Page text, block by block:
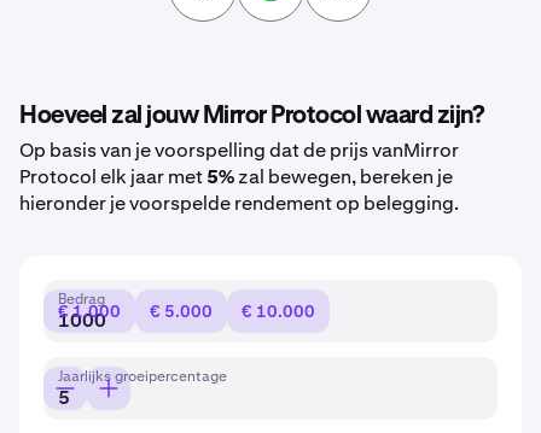
Hoeveel zal jouw Mirror Protocol waard zijn?
Op basis van je voorspelling dat de prijs vanMirror
Protocol elk jaar met5%zal bewegen, bereken je
hieronder je voorspelde rendement op belegging.
Bedrag
€ 1.000 € 5.000 € 10.000
Jaarlijks groeipercentage